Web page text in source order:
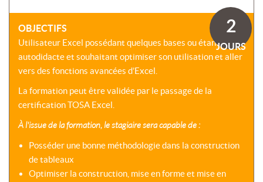
DÉVELOPPEMENT
CPF
ENTREPRISES
COACHING
SÉMINAIRES
BLENDED
MODALES
MALLETTE
DIRIGEANT
NOUS
PRÉSENTATION
DÉMARCHE
ÉQUIPES
ACTIONS
COLLECTIVES
NOTRE
CENTRE
OBJECTIFS
Utilisateur Excel possédant quelques bases ou étant
autodidacte et souhaitant optimiser son utilisation et aller
vers des fonctions avancées d’Excel.
La formation peut être validée par le passage de la
certification TOSA Excel.
À l'issue de la formation, le stagiaire sera capable de :
Posséder une bonne méthodologie dans la construction
de tableaux
Optimiser la construction, mise en forme et mise en
2
JOURS